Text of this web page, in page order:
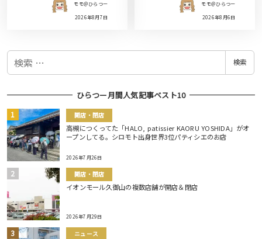
モモ＠ひらつー
2026年8月7日
モモ＠ひらつー
2026年8月6日
検
検索
ひらつー月間人気記事ベスト10
開店・閉店
高槻につくってた「HALO, patissier KAORU YOSHIDA」がオ
ープンしてる。シロモト出身世界3位パティシエのお店
2026年7月26日
開店・閉店
イオンモール久御山の複数店舗が開店＆閉店
2026年7月29日
ニュース